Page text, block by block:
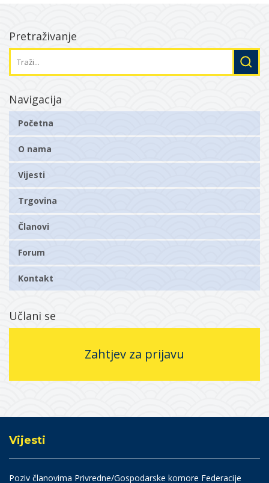
Pretraživanje
Navigacija
Početna
O nama
Vijesti
Trgovina
Članovi
Forum
Kontakt
Učlani se
Zahtjev za prijavu
Vijesti
Poziv članovima Privredne/Gospodarske komore Federacije